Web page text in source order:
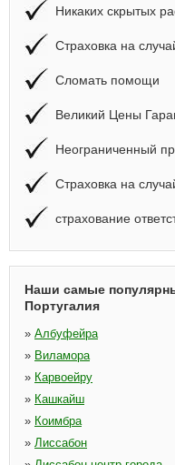
Никаких скрытых
Страховка на
Сломать помощи
Великий Цены
Неограниченный
Страховка на
страхование
Наши самые
Португалия
» Албуфейра
» Виламора
» Карвоейру
» Кашкайш
» Коимбра
» Лиссабон